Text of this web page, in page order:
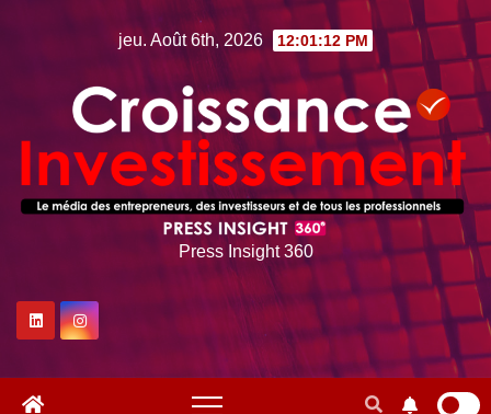
jeu. Août 6th, 2026 12:01:13 PM
Press Insight 360